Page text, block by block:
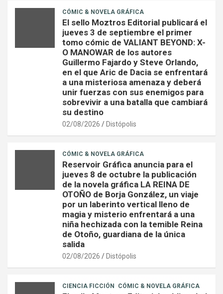
CÓMIC & NOVELA GRÁFICA
El sello Moztros Editorial publicará el
jueves 3 de septiembre el primer
tomo cómic de VALIANT BEYOND: X-
O MANOWAR de los autores
Guillermo Fajardo y Steve Orlando,
en el que Aric de Dacia se enfrentará
a una misteriosa amenaza y deberá
unir fuerzas con sus enemigos para
sobrevivir a una batalla que cambiará
su destino
02/08/2026 Distópolis
CÓMIC & NOVELA GRÁFICA
Reservoir Gráfica anuncia para el
jueves 8 de octubre la publicación
de la novela gráfica LA REINA DE
OTOÑO de Borja González, un viaje
por un laberinto vertical lleno de
magia y misterio enfrentará a una
niña hechizada con la temible Reina
de Otoño, guardiana de la única
salida
02/08/2026 Distópolis
CIENCIA FICCIÓN CÓMIC & NOVELA GRÁFICA